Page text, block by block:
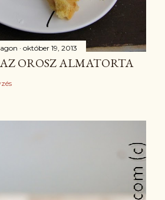
október 19, 2013
OROSZ ALMATORTA